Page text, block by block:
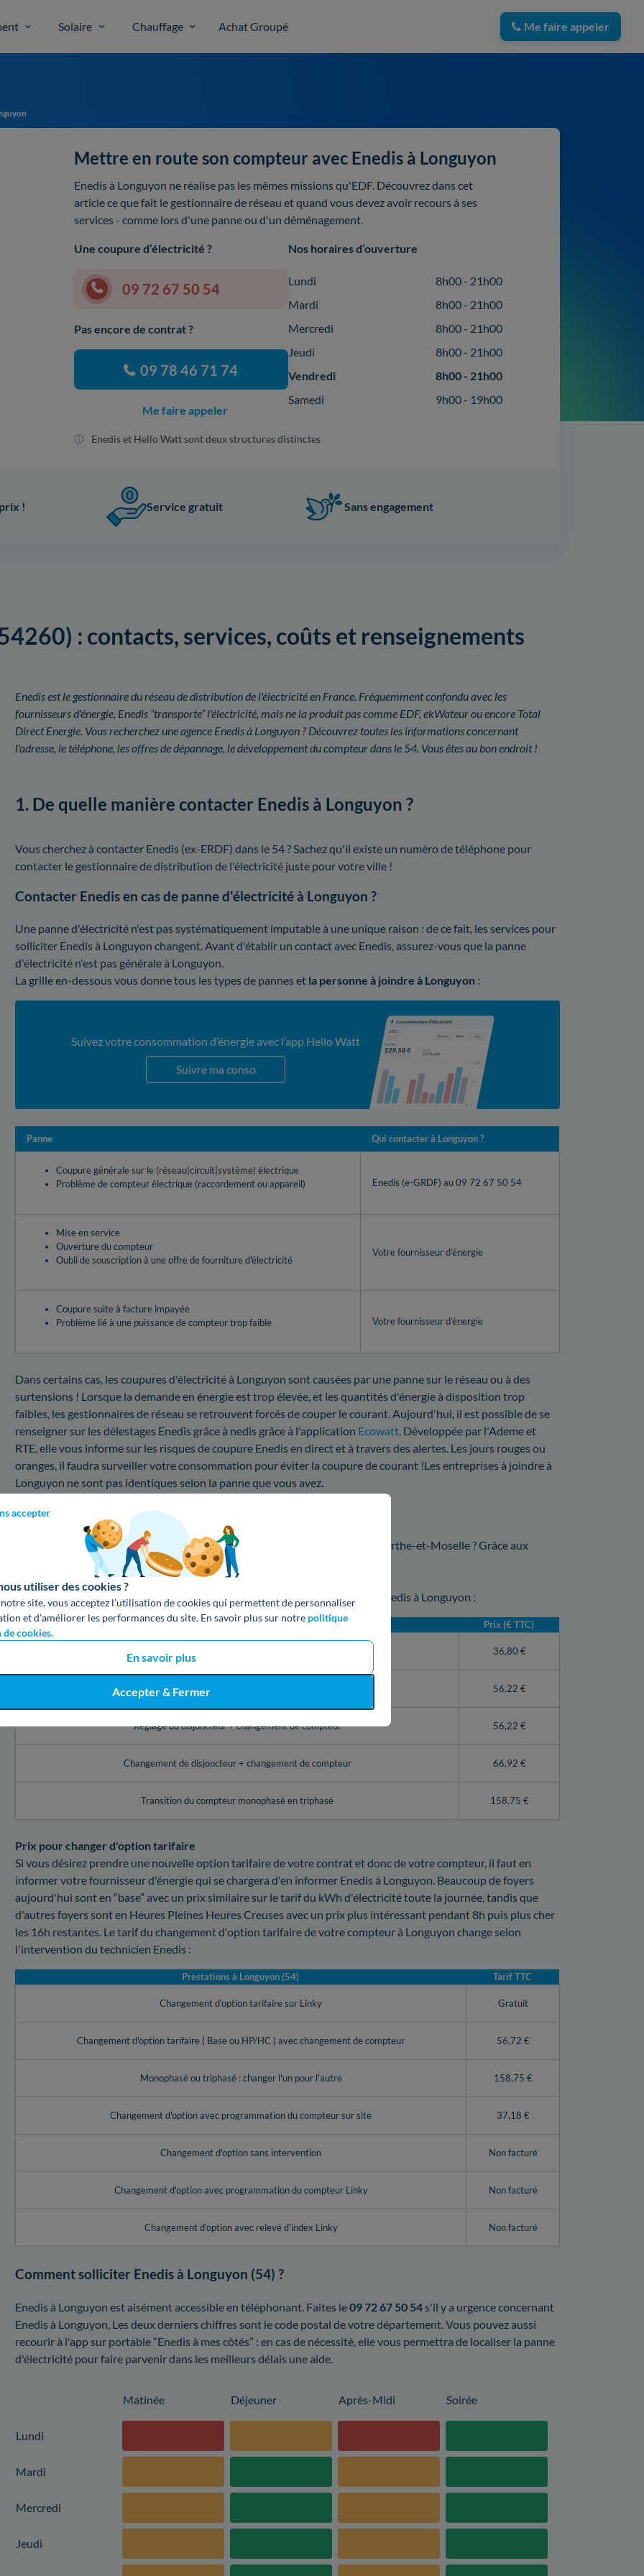
Solaire Chauffage Achat Groupé Me faire appeler
accepter
utiliser des cookies ?
site, vous acceptez l’utilisation de cookies qui permettent de personnaliser
et d’améliorer les performances du site. En savoir plus sur notre politique
cookies.
En savoir plus
Accepter & Fermer
Mettre en route son compteur avec Enedis à Longuyon
Enedis à Longuyon ne réalise pas les mêmes missions qu'EDF. Découvrez dans cet
article ce que fait le gestionnaire de réseau et quand vous devez avoir recours à ses
services - comme lors d'une panne ou d'un déménagement.
Une coupure d’électricité ?
09 72 67 50 54
Pas encore de contrat ?
09 78 46 71 74
Me faire appeler
Nos horaires d’ouverture
Lundi
8h00 - 21h00
Mardi
8h00 - 21h00
Mercredi
8h00 - 21h00
Jeudi
8h00 - 21h00
Vendredi
8h00 - 21h00
Samedi
9h00 - 19h00
Enedis et Hello Watt sont deux structures distinctes
! Service gratuit Sans engagement
: contacts, services, coûts et renseignements
Enedis est le gestionnaire du réseau de distribution de l'électricité en France. Fréquemment confondu avec les
fournisseurs d'énergie, Enedis “transporte” l'électricité, mais ne la produit pas comme EDF, ekWateur ou encore Total
Direct Energie. Vous recherchez une agence Enedis à Longuyon ? Découvrez toutes les informations concernant
l'adresse, le téléphone, les offres de dépannage, le développement du compteur dans le 54. Vous êtes au bon endroit !
1. De quelle manière contacter Enedis à Longuyon ?
Vous cherchez à contacter Enedis (ex-ERDF) dans le 54 ? Sachez qu'il existe un numéro de téléphone pour
contacter le gestionnaire de distribution de l'électricité juste pour votre ville !
Contacter Enedis en cas de panne d'électricité à Longuyon ?
Une panne d'électricité n'est pas systématiquement imputable à une unique raison : de ce fait, les services pour
solliciter Enedis à Longuyon changent. Avant d'établir un contact avec Enedis, assurez-vous que la panne
d'électricité n'est pas générale à Longuyon.
La grille en-dessous vous donne tous les types de pannes et la personne à joindre à Longuyon :
Suivez votre consommation d’énergie avec l’app Hello Watt
Suivre ma conso
Panne Qui contacter à Longuyon ?
Coupure générale sur le (réseau|circuit|système) électrique
Problème de compteur électrique (raccordement ou appareil)
Enedis (e-GRDF) au 09 72 67 50 54
Mise en service
Ouverture du compteur
Oubli de souscription à une offre de fourniture d'électricité
Votre fournisseur d’énergie
Coupure suite à facture impayée
Problème lié à une puissance de compteur trop faible
Votre fournisseur d’énergie
Dans certains cas, les coupures d'électricité à Longuyon sont causées par une panne sur le réseau ou à des
surtensions ! Lorsque la demande en énergie est trop élevée, et les quantités d'énergie à disposition trop
faibles, les gestionnaires de réseau se retrouvent forcés de couper le courant. Aujourd'hui, il est possible de se
renseigner sur les délestages Enedis grâce à nedis grâce à l'application Ecowatt. Développée par l'Ademe et
RTE, elle vous informe sur les risques de coupure Enedis en direct et à travers des alertes. Les jours rouges ou
oranges, il faudra surveiller votre consommation pour éviter la coupure de courant !Les entreprises à joindre à
Longuyon ne sont pas identiques selon la panne que vous avez.
Coupure au 54260 : combien coûte une intervention ?
Vous désirez connaître les prix d'un dépannage électrique par Enedis en Meurthe-et-Moselle ? Grâce aux
tableaux plus bas, trouvez les informations tarifaires d'un tel service :
Changer la puissance de votre compteur électrique
Calculez votre facture pour un changement de puissance de compteur par Enedis à Longuyon :
Service Enedis à Longuyon (54) Prix (€ TTC)
Réglage de l’appareil de contrôle (disjoncteur, compteur Linky) 36,80 €
Changement du disjoncteur 56,22 €
Réglage du disjoncteur + changement de compteur 56,22 €
Changement de disjoncteur + changement de compteur 66,92 €
Transition du compteur monophasé en triphasé 158,75 €
Prix pour changer d'option tarifaire
Si vous désirez prendre une nouvelle option tarifaire de votre contrat et donc de votre compteur, il faut en
informer votre fournisseur d'énergie qui se chargera d'en informer Enedis à Longuyon. Beaucoup de foyers
aujourd'hui sont en “base” avec un prix similaire sur le tarif du kWh d'électricité toute la journée, tandis que
d'autres foyers sont en Heures Pleines Heures Creuses avec un prix plus intéressant pendant 8h puis plus cher
les 16h restantes. Le tarif du changement d'option tarifaire de votre compteur à Longuyon change selon
l'intervention du technicien Enedis :
Prestations à Longuyon (54) Tarif TTC
Changement d'option tarifaire sur Linky Gratuit
Changement d'option tarifaire ( Base ou HP/HC ) avec changement de compteur 56,72 €
Monophasé ou triphasé : changer l'un pour l'autre 158,75 €
Changement d'option avec programmation du compteur sur site 37,18 €
Changement d'option sans intervention Non facturé
Changement d'option avec programmation du compteur Linky Non facturé
Changement d'option avec relevé d’index Linky Non facturé
Comment solliciter Enedis à Longuyon (54) ?
Enedis à Longuyon est aisément accessible en téléphonant. Faites le09 72 67 50 54s'il y a urgence concernant
Enedis à Longuyon, Les deux derniers chiffres sont le code postal de votre département. Vous pouvez aussi
recourir à l'app sur portable “Enedis à mes côtés” : en cas de nécessité, elle vous permettra de localiser la panne
d'électricité pour faire parvenir dans les meilleurs délais une aide.
Matinée Déjeuner Après-Midi Soirée
Lundi
Mardi
Mercredi
Jeudi